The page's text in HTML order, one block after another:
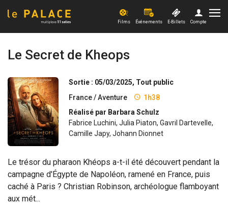
Evénements
Offres et actus
Xpérience
PRO
Films Événements E-Billets Compte
Le Secret de Kheops
Sortie : 05/03/2025, Tout public
France / Aventure
1h38
Réalisé par Barbara Schulz
Fabrice Luchini, Julia Piaton, Gavril Dartevelle,
Camille Japy, Johann Dionnet
Le trésor du pharaon Khéops a-t-il été découvert pendant la
campagne d'Égypte de Napoléon, ramené en France, puis
caché à Paris ? Christian Robinson, archéologue flamboyant
aux mét...